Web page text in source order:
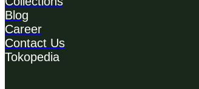
Blog
Career
Contact Us
Tokopedia